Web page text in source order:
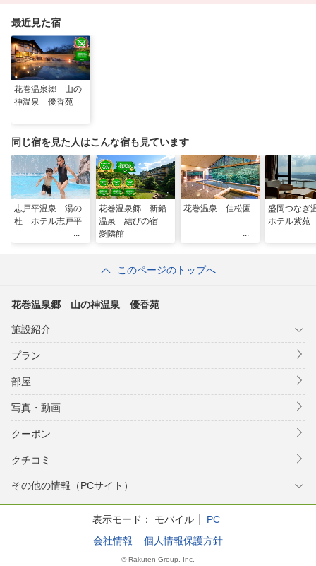
最近見た宿
花巻温泉郷 山の
神温泉 優香苑
同じ宿を見た人はこんな宿も見ています
志戸平温泉 湯の
杜 ホテル志戸平
花巻温泉郷 新鉛
温泉 結びの宿
愛隣館
花巻温泉 佳松園
盛岡つな
ホテル紫苑
このページのトップへ
花巻温泉郷 山の神温泉 優香苑
施設紹介
プラン
部屋
写真・動画
クーポン
クチコミ
その他の情報（PCサイト）
表示モード： モバイル
PC
会社情報
個人情報保護方針
© Rakuten Group, Inc.